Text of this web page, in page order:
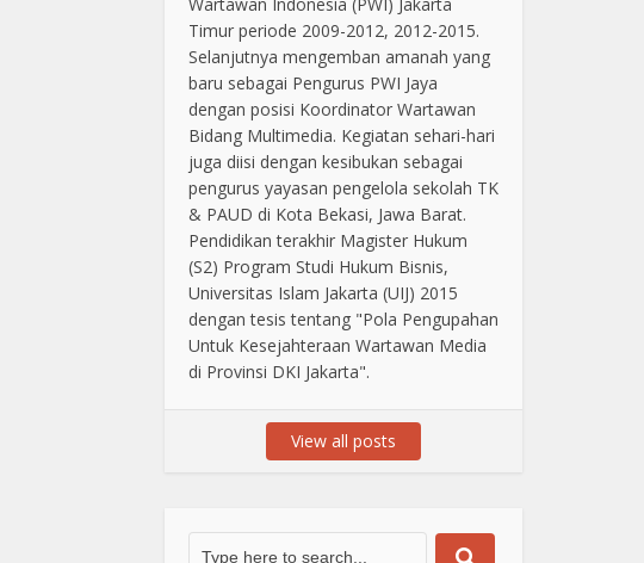
Timur periode 2009-2012, 2012-2015.
Selanjutnya mengemban amanah yang
baru sebagai Pengurus PWI Jaya
dengan posisi Koordinator Wartawan
Bidang Multimedia. Kegiatan sehari-hari
juga diisi dengan kesibukan sebagai
pengurus yayasan pengelola sekolah TK
& PAUD di Kota Bekasi, Jawa Barat.
Pendidikan terakhir Magister Hukum
(S2) Program Studi Hukum Bisnis,
Universitas Islam Jakarta (UIJ) 2015
dengan tesis tentang "Pola Pengupahan
Untuk Kesejahteraan Wartawan Media
di Provinsi DKI Jakarta".
View all posts